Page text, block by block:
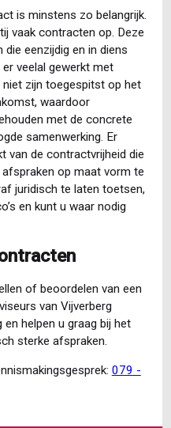
is minstens zo belangrijk.
vaak contracten op. Deze
eenzijdig en in diens
veelal gewerkt met
zijn toegespitst op het
waardoor
met de concrete
samenwerking. Er
van de contractvrijheid die
op maat vorm te
juridisch te laten toetsen,
en kunt u waar nodig
of beoordelen van een
van Vijverberg
helpen u graag bij het
sterke afspraken.
079 -